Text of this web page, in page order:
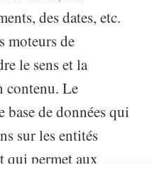
des dates, etc.
moteurs de
le sens et la
contenu. Le
base de données qui
sur les entités
qui permet aux